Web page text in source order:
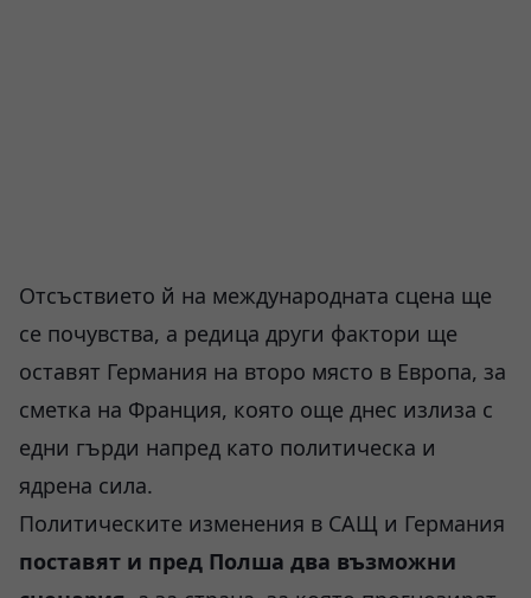
Отсъствието й на международната сцена ще
се почувства, а редица други фактори ще
оставят Германия на второ място в Европа, за
сметка на Франция, която още днес излиза с
едни гърди напред като политическа и
ядрена сила.
Политическите изменения в САЩ и Германия
поставят и пред Полша два възможни